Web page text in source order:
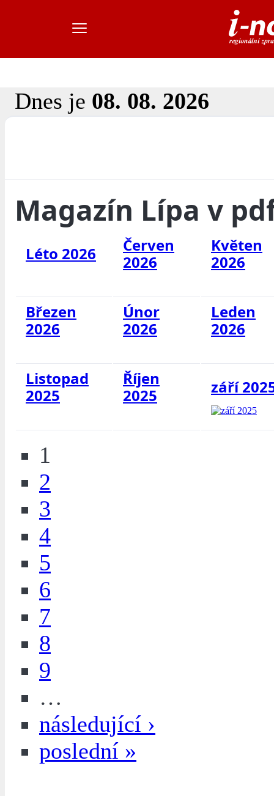
Dnes je 08. 08. 2026
Magazín Lípa v
Léto 2026
Červen
2026
Květen
2026
Březen
2026
Únor
2026
Leden
2026
Listopad
2025
Říjen
2025
září
1
2
3
4
5
6
7
8
9
…
následující ›
poslední »